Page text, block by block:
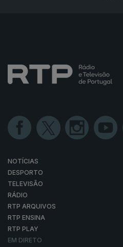
NOTÍCIAS
DESPORTO
TELEVISÃO
RÁDIO
RTP ARQUIVOS
RTP ENSINA
RTP PLAY
EM DIRETO